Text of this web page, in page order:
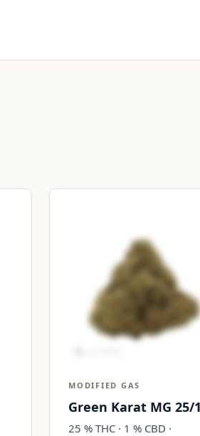
MODIFIED GAS
Green Karat MG 25/
25 % THC · 1 % CBD ·